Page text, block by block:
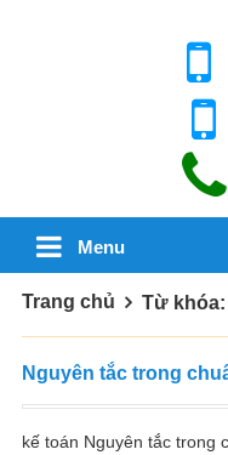
Menu
Trang chủ Từ
Nguyên tắc trong
kế toán Nguyên tắc trong